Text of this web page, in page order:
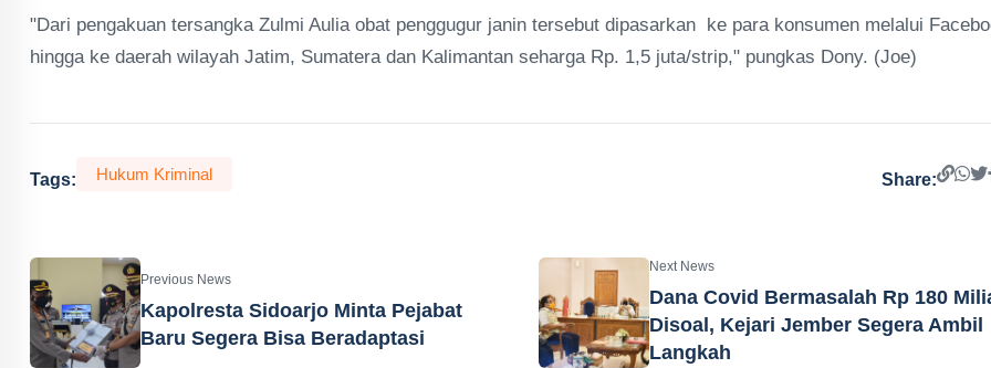
"Dari pengakuan tersangka Zulmi Aulia obat penggugur janin tersebut dipasarkan ke para konsumen melalui
hingga ke daerah wilayah Jatim, Sumatera dan Kalimantan seharga Rp. 1,5 juta/strip," pungkas Dony. (Joe)
Tags: Hukum Kriminal Share:
Previous News
Kapolresta Sidoarjo Minta Pejabat
Baru Segera Bisa Beradaptasi
Next News
Dana Covid Bermasalah Rp 180
Disoal, Kejari Jember Segera Ambil
Langkah